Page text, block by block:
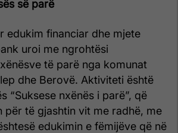
së parë
edukim financiar dhe mjete
uroi me ngrohtësi
të parë nga komunat
dhe Berovë. Aktiviteti është
“Suksese nxënës i parë”, që
për të gjashtin vit me radhë, me
edukimin e fëmijëve që në